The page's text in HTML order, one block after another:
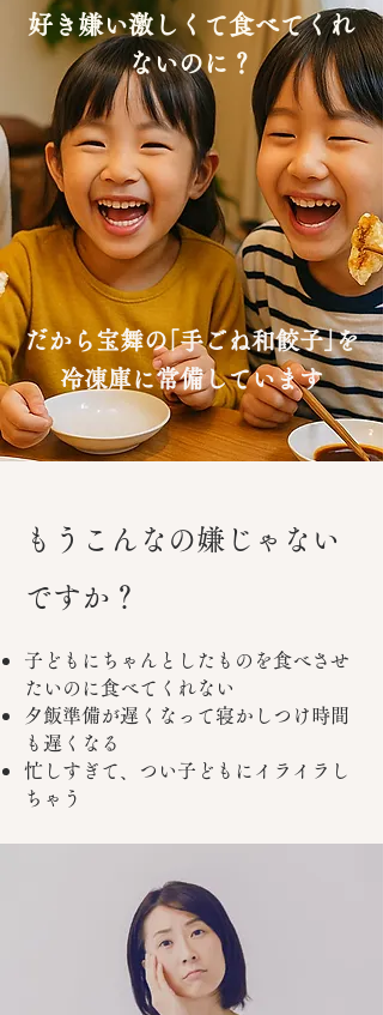
好き嫌い激しくて食べてくれ
ないのに？
だから宝舞の｢手ごね和餃子｣を
冷凍庫に常備しています
​もうこんなの嫌じゃない
ですか？
子どもにちゃんとしたものを食べさせ
たいのに食べてくれない
夕飯準備が遅くなって寝かしつけ時間
も遅くなる
忙しすぎて、つい子どもにイライラし
ちゃう